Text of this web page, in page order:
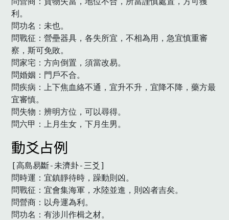
利。
問功名：未也。
問戰征：營壘器具，各失所宜，不相為用，急宜慎重審
察，斯可免敗。
問家宅：方向倒置，須當改易。
問婚姻：門戶不合。
問疾病：上下焦血絡不通，宜升不升，宜降不降，藥方最
宜審慎。
問失物：辨明方位，可以尋得。
問六甲：上月生女，下月生男。
動爻占例
[高島易斷-未濟卦-三爻]
問時運：宜鎮靜待時，躁動則凶。
問戰征：宜會集海軍，水陸並進，則凶者吉矣。
問營商：以舟運為利。
問功名：有涉川作楫之材。